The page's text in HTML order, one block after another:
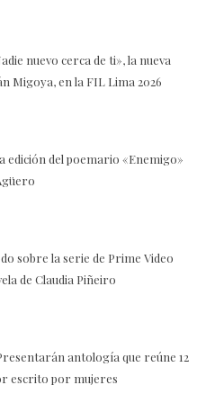
nuevo cerca de ti», la nueva
Migoya, en la FIL Lima 2026
edición del poemario «Enemigo»
sobre la serie de Prime Video
de Claudia Piñeiro
antología que reúne 12
escrito por mujeres